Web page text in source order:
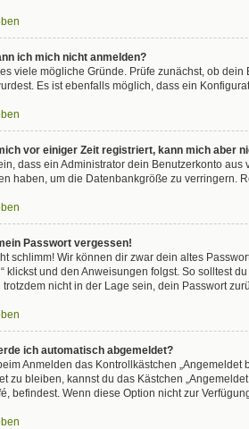
ich mich nicht anmelden?
viele mögliche Gründe. Prüfe zunächst, ob
Es ist ebenfalls möglich, dass ein
vor einiger Zeit registriert, kann mich aber
dass ein Administrator dein Benutzerkonto
haben, um die Datenbankgröße zu verringern.
Passwort vergessen!
schlimm! Wir können dir zwar dein altes
klickst und den Anweisungen folgst. So solltest
trotzdem nicht in der Lage sein, dein Passwort
ich automatisch abgemeldet?
Anmelden das Kontrollkästchen
zu bleiben, kannst du das Kästchen
befindest. Wenn diese Option nicht zur